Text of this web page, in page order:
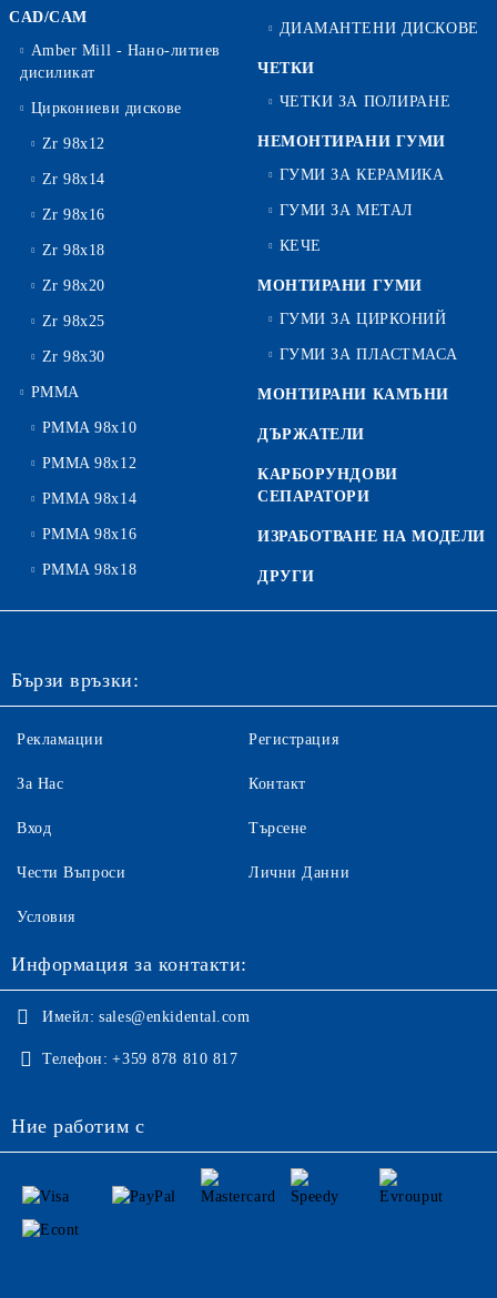
CAD/CAM
Amber Mill - Нано-литиев
дисиликат
Циркониеви дискове
Zr 98x12
Zr 98x14
Zr 98x16
Zr 98x18
Zr 98x20
Zr 98x25
Zr 98x30
PMMA
PMMA 98x10
PMMA 98x12
PMMA 98x14
PMMA 98x16
PMMA 98x18
ДИАМАНТЕНИ ДИСКОВЕ
ЧЕТКИ
ЧЕТКИ ЗА ПОЛИРАНЕ
НЕМОНТИРАНИ ГУМИ
ГУМИ ЗА КЕРАМИКА
ГУМИ ЗА МЕТАЛ
КЕЧЕ
МОНТИРАНИ ГУМИ
ГУМИ ЗА ЦИРКОНИЙ
ГУМИ ЗА ПЛАСТМАСА
МОНТИРАНИ КАМЪНИ
ДЪРЖАТЕЛИ
КАРБОРУНДОВИ
СЕПАРАТОРИ
ИЗРАБОТВАНЕ НА МОДЕЛИ
ДРУГИ
Бързи връзки:
Рекламации
За Нас
Вход
Чести Въпроси
Регистрация
Контакт
Търсене
Лични Данни
Условия
Информация за контакти:
Имейл: sales@enkidental.com
Телефон: +359 878 810 817
Ние работим с